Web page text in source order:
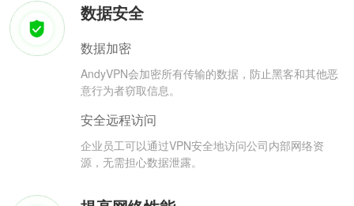
数据安全
数据加密
AndyVPN会加密所有传输的数据，防止黑客和其他恶
意行为者窃取信息。
安全远程访问
企业员工可以通过VPN安全地访问公司内部网络资
源，无需担心数据泄露。